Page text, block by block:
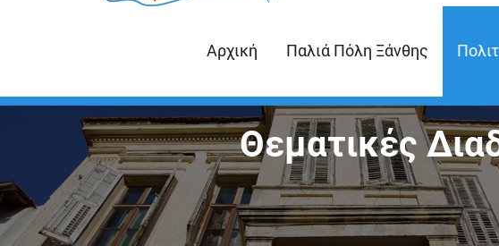
Αρχική Παλιά Πόλη Ξάνθης
Θεματικές